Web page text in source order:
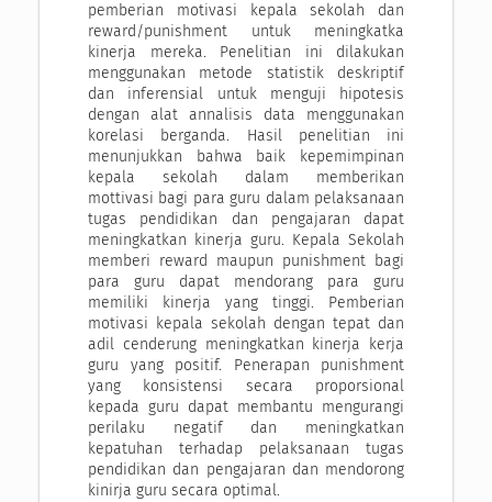
pemberian motivasi kepala sekolah dan
reward/punishment untuk meningkatka
kinerja mereka. Penelitian ini dilakukan
menggunakan metode statistik deskriptif
dan inferensial untuk menguji hipotesis
dengan alat annalisis data menggunakan
korelasi berganda. Hasil penelitian ini
menunjukkan bahwa baik kepemimpinan
kepala sekolah dalam memberikan
mottivasi bagi para guru dalam pelaksanaan
tugas pendidikan dan pengajaran dapat
meningkatkan kinerja guru. Kepala Sekolah
memberi reward maupun punishment bagi
para guru dapat mendorang para guru
memiliki kinerja yang tinggi. Pemberian
motivasi kepala sekolah dengan tepat dan
adil cenderung meningkatkan kinerja kerja
guru yang positif. Penerapan punishment
yang konsistensi secara proporsional
kepada guru dapat membantu mengurangi
perilaku negatif dan meningkatkan
kepatuhan terhadap pelaksanaan tugas
pendidikan dan pengajaran dan mendorong
kinirja guru secara optimal.